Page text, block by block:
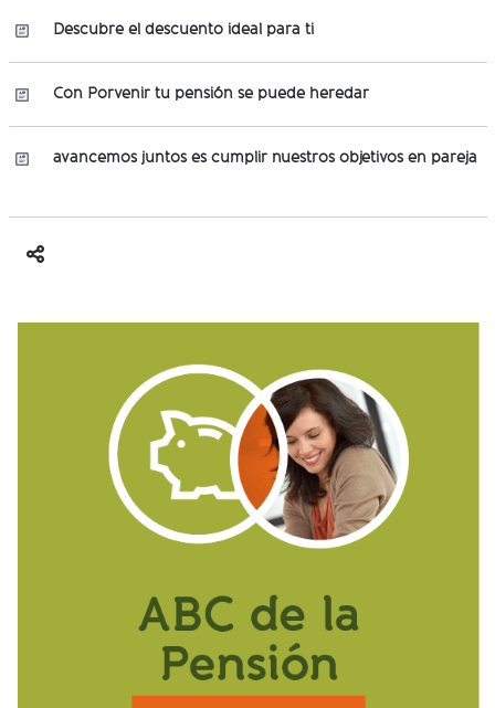
Descubre el descuento ideal para ti
Con Porvenir tu pensión se puede heredar
avancemos juntos es cumplir nuestros objetivos en pareja